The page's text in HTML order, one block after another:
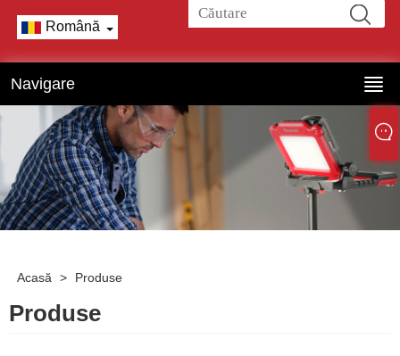
Română
Navigare
Acasă > Produse
Produse